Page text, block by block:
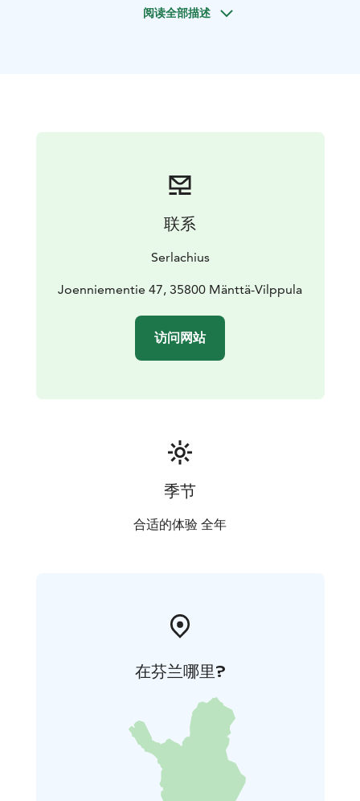
可随心选择！ 欢迎您来到芬兰的顶级景点，这里怀揣着
阅读全部描述
联系
Serlachius
Joenniementie 47, 35800 Mänttä-Vilppula
访问网站
季节
合适的体验 全年
在芬兰哪里?